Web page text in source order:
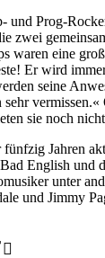
und Prog-
zwei
waren eine
Er wird
seine
sie noch
Jahren
English und
unter
und Jimmy